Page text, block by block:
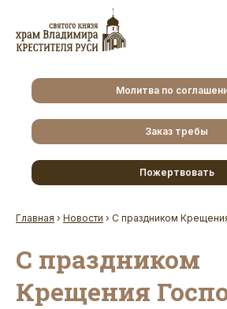
Молитва по
Заказ требы
Пожертвовать
Главная › Новости › С праздником
С праздником
Крещения